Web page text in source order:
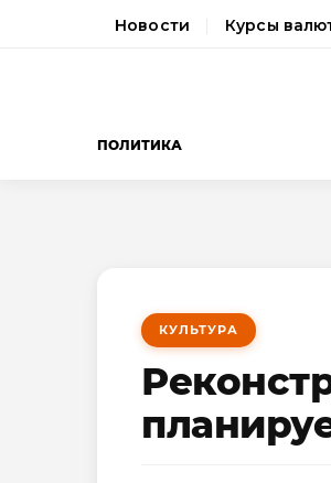
Новости Курсы
ПОЛИТИКА
КУЛЬТУРА